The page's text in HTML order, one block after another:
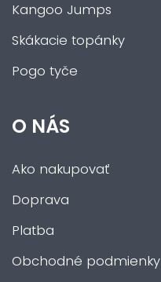
Kangoo Jumps
Skákacie topánky
Pogo tyče
O NÁS
Ako nakupovať
Doprava
Platba
Obchodné podmienky